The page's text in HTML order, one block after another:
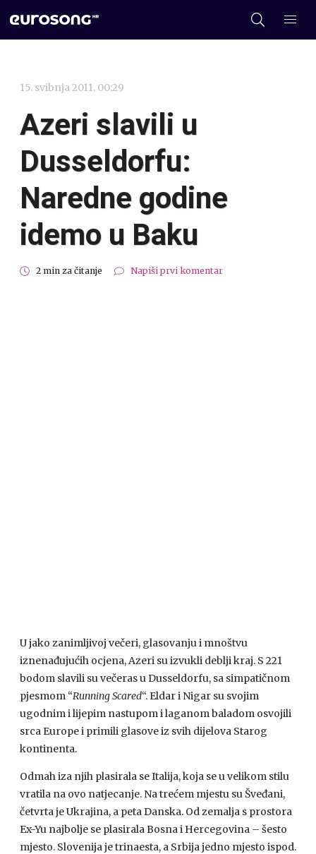
15. svibnja 2011. 00:29
Azeri slavili u
Dusseldorfu:
Naredne godine
idemo u Baku
2 min za čitanje Napiši prvi komentar
U jako zanimljivoj večeri, glasovanju i mnoštvu
iznenađujućih ocjena, Azeri su izvukli deblji kraj. S 221
bodom slavili su večeras u Dusseldorfu, sa simpatičnom
pjesmom “Running Scared“. Eldar i Nigar su svojim
ugodnim i lijepim nastupom i laganom baladom osvojili
srca Europe i primili glasove iz svih dijelova Starog
kontinenta.
Odmah iza njih plasirala se Italija, koja se u velikom stilu
vratila na ovo natjecanje. Na trećem mjestu su Šveđani,
četvrta je Ukrajina, a peta Danska. Od zemalja s prostora
Ex-Yu najbolje se plasirala Bosna i Hercegovina – šesto
mjesto. Slovenija je trinaesta, a Srbija jedno mjesto ispod.